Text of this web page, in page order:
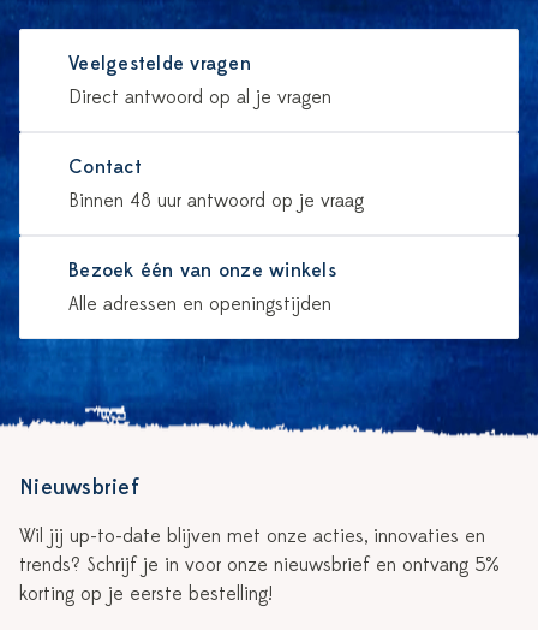
Veelgestelde vragen
Direct antwoord op al je vragen
Contact
Binnen 48 uur antwoord op je vraag
Bezoek één van onze winkels
Alle adressen en openingstijden
Nieuwsbrief
Wil jij up-to-date blijven met onze acties, innovaties en
trends? Schrijf je in voor onze nieuwsbrief en ontvang 5%
korting op je eerste bestelling!